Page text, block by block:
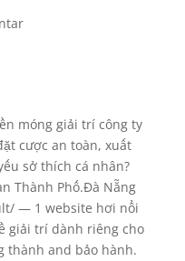
móng giải trí công ty
cược an toàn, xuất
sở thích cá nhân?
Thành Phố.Đà Nẵng
— 1 website hơi nổi
giải trí dành riêng cho
thành and bảo hành.